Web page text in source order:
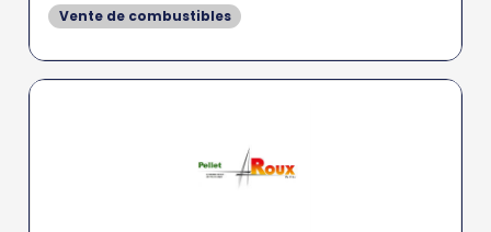
Vente de combustibles